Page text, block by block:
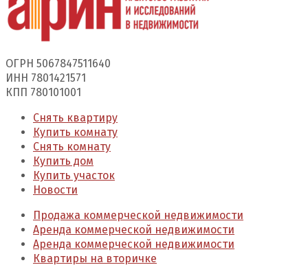
ОГРН 5067847511640
ИНН 7801421571
КПП 780101001
Снять квартиру
Купить комнату
Снять комнату
Купить дом
Купить участок
Новости
Продажа коммерческой недвижимости
Аренда коммерческой недвижимости
Аренда коммерческой недвижимости
Квартиры на вторичке